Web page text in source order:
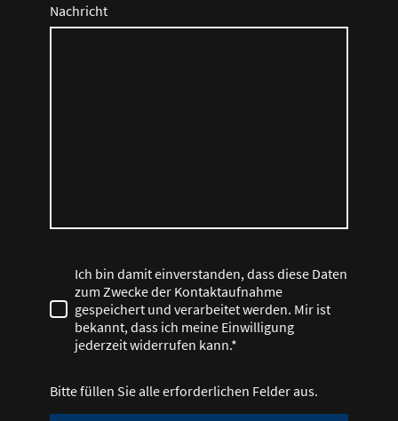
Nachricht
Ich bin damit einverstanden, dass diese Daten
zum Zwecke der Kontaktaufnahme
gespeichert und verarbeitet werden. Mir ist
bekannt, dass ich meine Einwilligung
jederzeit widerrufen kann.*
Bitte füllen Sie alle erforderlichen Felder aus.